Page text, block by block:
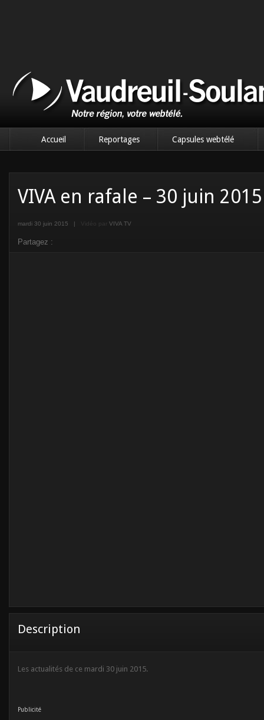
Accueil Reportages Capsules webtélé
VIVA en rafale – 30 juin 2015
mardi 30 juin 2015 | Vidéo par VIVA TV
Partagez :
Description
Les actualités de ce mardi 30 juin 2015.
Publicité